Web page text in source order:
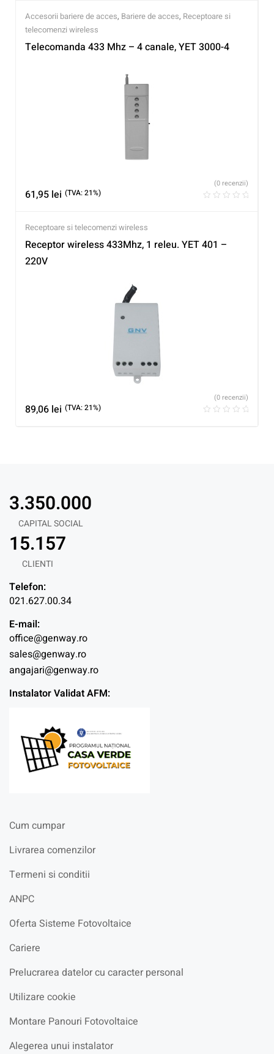
Accesorii bariere de acces, Bariere de acces, Receptoare si
telecomenzi wireless
Telecomanda 433 Mhz – 4 canale, YET 3000-4
61,95 lei (TVA: 21%)
(0 recenzii)
Receptoare si telecomenzi wireless
Receptor wireless 433Mhz, 1 releu. YET 401 –
220V
89,06 lei (TVA: 21%)
(0 recenzii)
CAPITAL SOCIAL
3.350.000
CLIENTI
15.157
Telefon:
021.627.00.34
E-mail:
office@genway.ro
sales@genway.ro
angajari@genway.ro
Instalator Validat AFM:
Cum cumpar
Livrarea comenzilor
Termeni si conditii
ANPC
Oferta Sisteme Fotovoltaice
Cariere
Prelucrarea datelor cu caracter personal
Utilizare cookie
Montare Panouri Fotovoltaice
Alegerea unui instalator